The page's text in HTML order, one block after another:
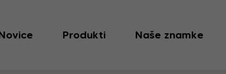
Produkti Naše znamke